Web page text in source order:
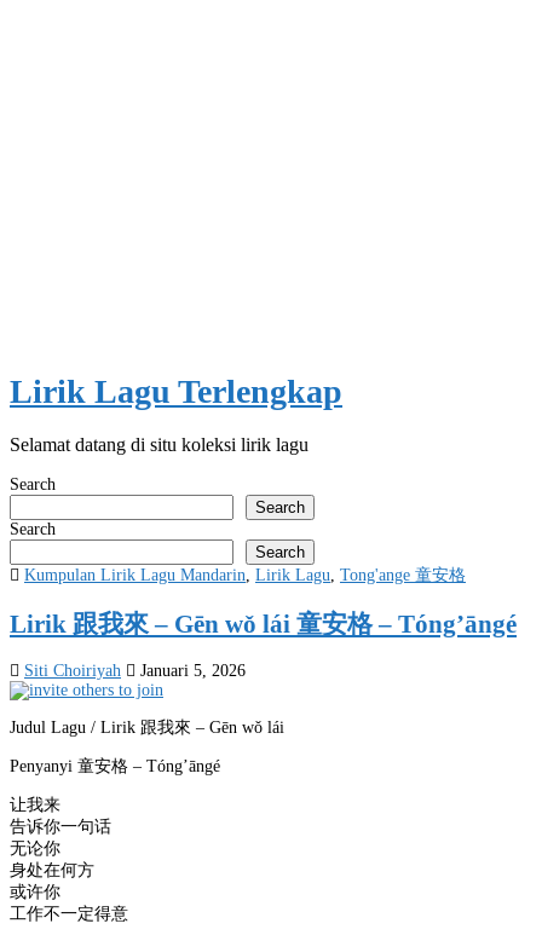
Lirik Lagu Terlengkap
Selamat datang di situ koleksi lirik lagu
Search
Search
Search
Search
Posted
Kumpulan Lirik Lagu Mandarin Lirik Lagu Tong'ange 童安格
Lirik 跟我來 – Gēn wǒ lái 童安格 – Tóng’āngé
Siti Choiriyah Januari 5, 2026
Judul Lagu / Lirik 跟我來 – Gēn wǒ lái
Penyanyi 童安格 – Tóng’āngé
让我来
告诉你一句话
无论你
身处在何方
或许你
工作不一定得意